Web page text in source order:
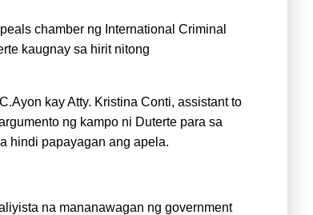
chamber ng International Criminal
kaugnay sa hirit nitong
kay Atty. Kristina Conti, assistant to
ng kampo ni Duterte para sa
hindi papayagan ang apela.
na mananawagan ng government